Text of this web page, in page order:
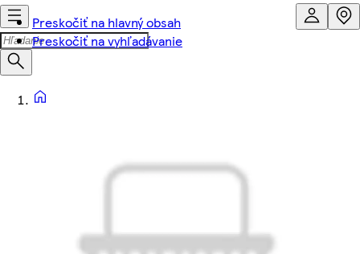
Preskočiť na hlavný obsah
Preskočiť na vyhľadávanie